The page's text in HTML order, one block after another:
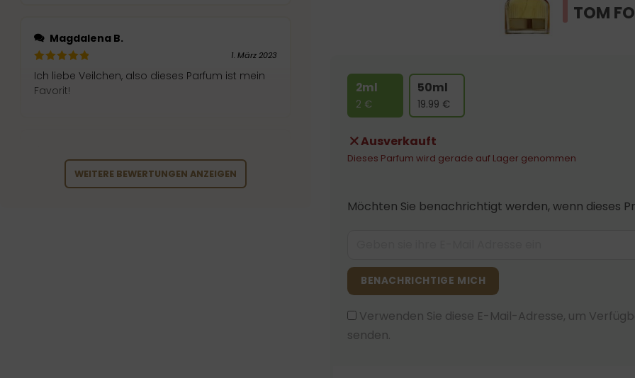
Magdalena B.
1. März 2023
Ich liebe Veilchen, also dieses Parfum ist mein
Favorit!
Mein Mann hat für mich ten Duft Angel vom
WEITERE BEWERTUNGEN ANZEIGEN
TOM
2ml
2 €
50ml
19.99 €
Ausverkauft
Dieses Parfum wird gerade auf Lager genommen
Möchten Sie benachrichtigt werden, wenn dieses
BENACHRICHTIGE MICH
Verwenden Sie diese E-Mail-Adresse, um
senden.